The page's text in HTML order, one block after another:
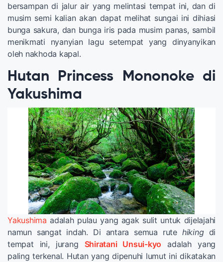
bersampan di jalur air yang melintasi tempat ini, dan di
musim semi kalian akan dapat melihat sungai ini dihiasi
bunga sakura, dan bunga iris pada musim panas, sambil
menikmati nyanyian lagu setempat yang dinyanyikan
oleh nakhoda kapal.
Hutan Princess Mononoke di
Yakushima
Yakushima adalah pulau yang agak sulit untuk dijelajahi
namun sangat indah. Di antara semua rute hikingdi
tempat ini, jurang Shiratani Unsui-kyo adalah yang
paling terkenal. Hutan yang dipenuhi lumut ini dikatakan